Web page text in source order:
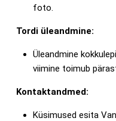
foto.
Tordi üleandmine:
Üleandmine
viimine toimub
Kontaktandmed:
Küsimused esita